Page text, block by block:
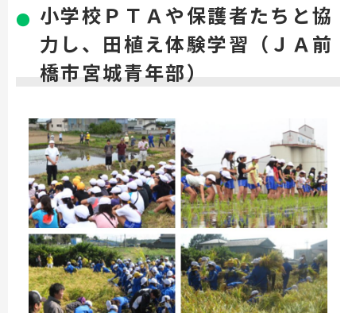
小学校ＰＴＡや保護者たちと協
力し、田植え体験学習（ＪＡ前
橋市宮城青年部）